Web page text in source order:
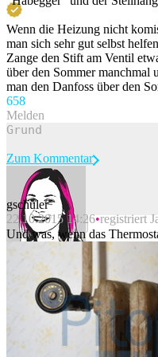
Wenn die Heizung nicht
man sich sehr gut selbst
Zange den Stift am Ventil
über den Sommer manchmal
man den Danfoss über den
658
Melden
Beitrag melden
Zum Kommentar
gschuler
22.10.2015 14:26 registriert
Und was, wenn das